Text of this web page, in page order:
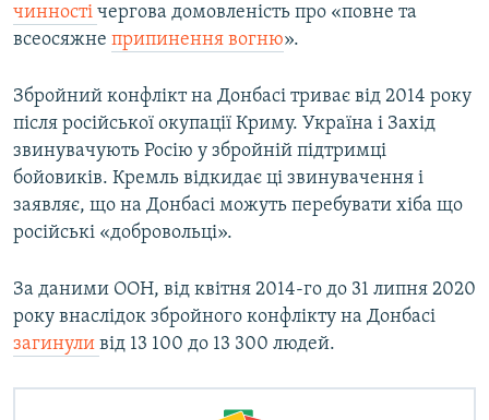
720p 1080p
720p
чинності чергова домовленість про «повне та
всеосяжне припинення вогню».
Збройний конфлікт на Донбасі триває від 2014 року
після російської окупації Криму. Україна і Захід
звинувачують Росію у збройній підтримці
бойовиків. Кремль відкидає ці звинувачення і
заявляє, що на Донбасі можуть перебувати хіба що
російські «добровольці».
За даними ООН, від квітня 2014-го до 31 липня 2020
року внаслідок збройного конфлікту на Донбасі
загинули від 13 100 до 13 300 людей.